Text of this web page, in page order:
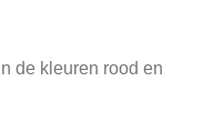
de kleuren rood en